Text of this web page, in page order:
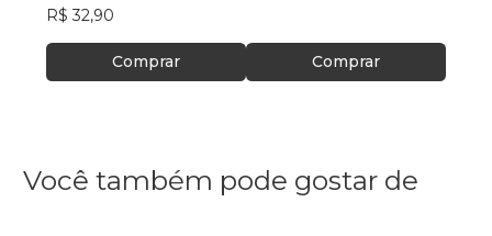
R$ 32,90
Comprar Comprar
Você também pode gostar de